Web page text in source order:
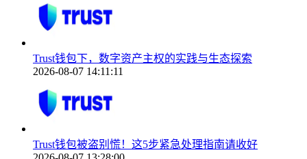
Trust钱包下，数字资产主权的实践与生态探索
2026-08-07 14:11:11
Trust钱包被盗别慌！这5步紧急处理指南请收好